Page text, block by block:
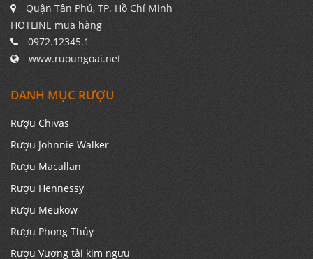
Quận Tân Phú, TP. Hồ Chí Minh
HOTLINE mua hàng
0972.12345.1
www.ruoungoai.net
DANH MỤC RƯỢU
Rượu Chivas
Rượu Johnnie Walker
Rượu Macallan
Rượu Hennessy
Rượu Meukow
Rượu Phong Thủy
Rượu Vương tài kim ngưu